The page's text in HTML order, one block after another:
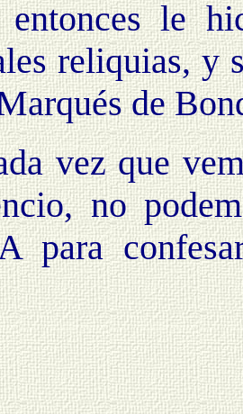
le
reliquias, y
de
que vemos
no
para